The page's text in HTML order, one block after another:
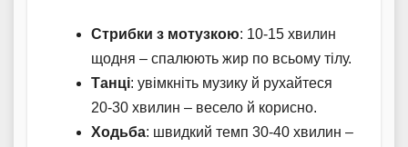
Стрибки з мотузкою: 10-15 хвилин
щодня – спалюють жир по всьому тілу.
Танці: увімкніть музику й рухайтеся
20-30 хвилин – весело й корисно.
Ходьба: швидкий темп 30-40 хвилин –